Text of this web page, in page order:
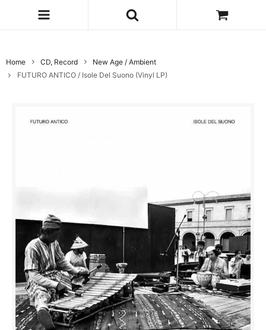
Home CD, Record
New Age / Ambient
FUTURO ANTICO / Isole Del Suono (Vinyl LP)